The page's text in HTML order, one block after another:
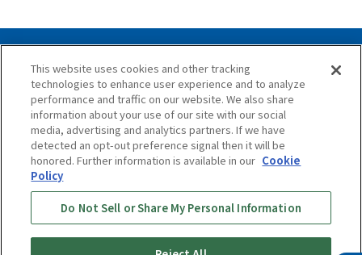
Privacy Policy Cookie Policy
Accessibility Statement
Terms & Conditions
Information Security Policy
Social Media Use Policy
Quality Policy
Chat Terms & Conditions
Online Store Terms & Conditions
Shipping Policy
Return & Cancellation Policy
Repair Policy
This website uses cookies and other tracking
technologies to enhance user experience and to analyze
performance and traffic on our website. We also share
information about your use of our site with our social
media, advertising and analytics partners. If we have
detected an opt-out preference signal then it will be
honored. Further information is available in our Cookie
Policy
Do Not Sell or Share My Personal Information